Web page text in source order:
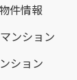
件情報
ンション
ション